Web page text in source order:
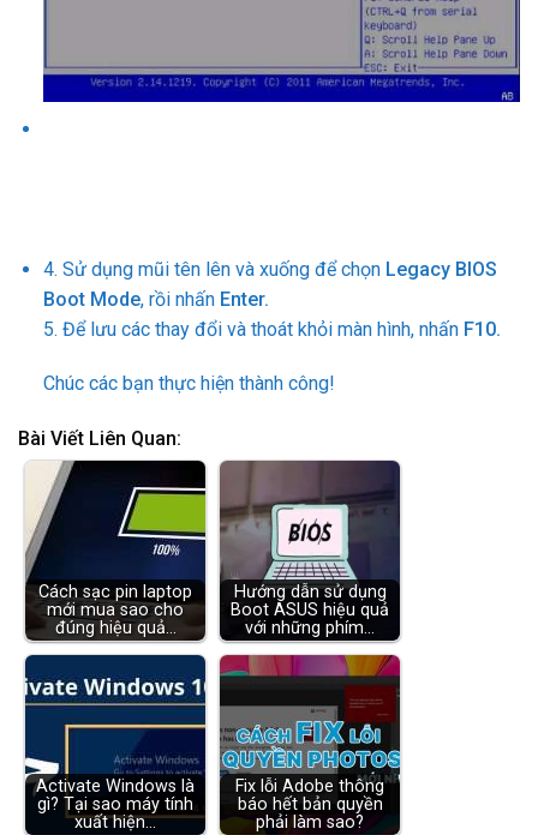
4. Sử dụng mũi tên lên và xuống để chọn Legacy BIOS
Boot Mode, rồi nhấn Enter.
5. Để lưu các thay đổi và thoát khỏi màn hình, nhấn F10.
Chúc các bạn thực hiện thành công!
Bài Viết Liên Quan:
Cách sạc pin laptop
mới mua sao cho
đúng hiệu quả…
Hướng dẫn sử dụng
Boot ASUS hiệu quả
với những phím…
Activate Windows là
gì? Tại sao máy tính
xuất hiện…
Fix lỗi Adobe thông
báo hết bản quyền
phải làm sao?